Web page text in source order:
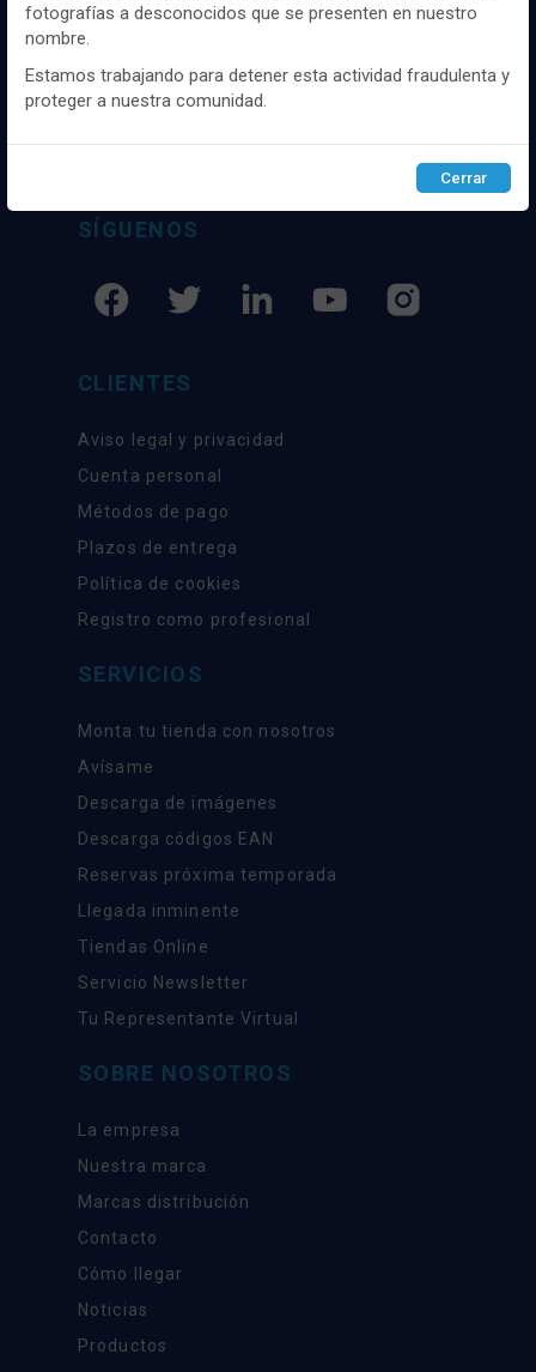
Distribuidor y mayorista textil de las mejores
marcaas de ropa y complementos del
mercado, marcas tanto nacionales como
experiencia como proveedor de los mejores
SÍGUENOS
CLIENTES
Aviso legal y privacidad
Cuenta personal
Métodos de pago
Plazos de entrega
Política de cookies
Registro como profesional
SERVICIOS
Monta tu tienda con nosotros
Avísame
Descarga de imágenes
Descarga códigos EAN
Reservas próxima temporada
Llegada inminente
Tiendas Online
Servicio Newsletter
Tu Representante Virtual
SOBRE NOSOTROS
La empresa
Nuestra marca
Marcas distribución
Contacto
Cómo llegar
Noticias
Productos
Puedesconfigurary aceptar el uso de cookies a tu gusto.
Para obtener más información visita nuestra
cookies .
Configurar Rechazar ACEPTAR
fotografías a desconocidos que se presenten en nuestro
nombre.
Estamos trabajando para detener esta actividad fraudulenta y
proteger a nuestra comunidad.
Cerrar